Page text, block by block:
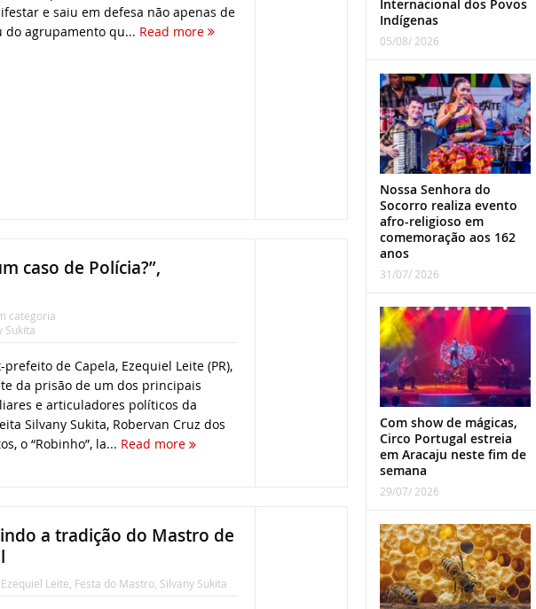
e saiu em defesa não apenas de
do agrupamento qu... Read more
caso de Polícia?”,
categoria
Sukita
prefeito de Capela, Ezequiel Leite (PR),
da prisão de um dos principais
e articuladores políticos da
Silvany Sukita, Robervan Cruz dos
o “Robinho”, la... Read more
a tradição do Mastro de
Ezequiel Leite, Festa do Mastro, Silvany Sukita
Internacional dos Povos
Indígenas
05/08/ 2026
Nossa Senhora do
Socorro realiza evento
afro-religioso em
comemoração aos 162
anos
31/07/ 2026
Com show de mágicas,
Circo Portugal estreia
em Aracaju neste fim de
semana
29/07/ 2026